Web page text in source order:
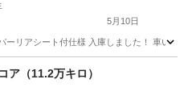
5月10日
ーリアシート付仕様 入庫しました！ 車い
ブラックリスト
ア（11.2万キロ）